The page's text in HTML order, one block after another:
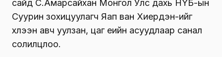
сайд С.Амарсайхан Монгол Улс дахь НҮБ-ын
Суурин зохицуулагч Яап ван Хиердэн-ийг
хүлээн авч уулзан, цаг үеийн асуудлаар санал
солилцлоо.